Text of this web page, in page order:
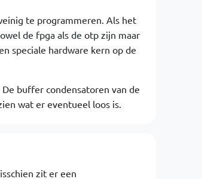
te programmeren. Als het
de fpga als de otp zijn maar
speciale hardware kern op de
buffer condensatoren van de
wat er eventueel loos is.
zit er een